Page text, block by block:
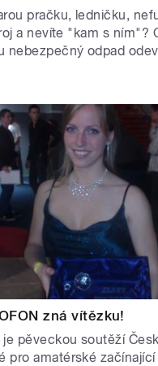
pračku, ledničku,
a nevíte "kam s ním"?
nebezpečný odpad
zná vítězku!
pěveckou soutěží
pro amatérské